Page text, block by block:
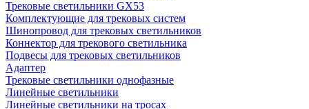
Трековые светильники GX53
Комплектующие для трековых систем
Шинопровод для трековых светильников
Коннектор для трекового светильника
Подвесы для трековых светильников
Адаптер
Трековые светильники однофазные
Линейные светильники
Линейные светильники на тросах